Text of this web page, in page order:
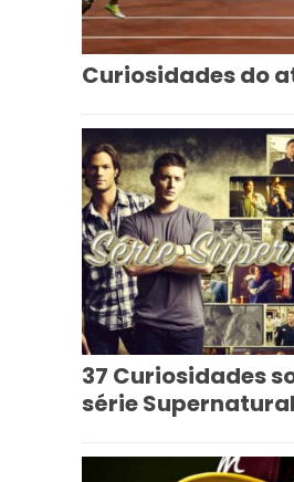
Curiosidades do
37 Curiosidades
série Supernatural